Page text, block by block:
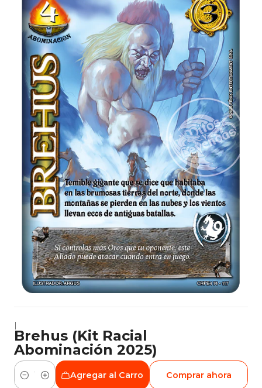
|
Brehus (Kit Racial
Abominación 2025)
Cantidad
Agregar al Carro Comprar ahora